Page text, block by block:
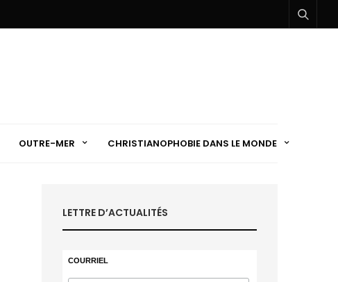
OUTRE-MER CHRISTIANOPHOBIE DANS LE MONDE
LETTRE D’ACTUALITÉS
COURRIEL